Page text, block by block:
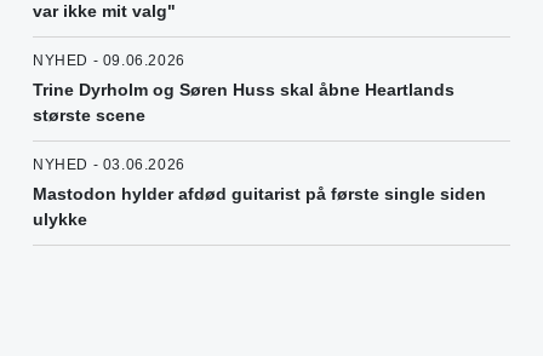
var ikke mit valg"
NYHED - 09.06.2026
Trine Dyrholm og Søren Huss skal åbne Heartlands
største scene
NYHED - 03.06.2026
Mastodon hylder afdød guitarist på første single siden
ulykke